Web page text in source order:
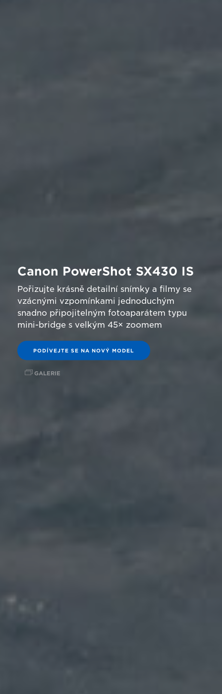
Canon PowerShot SX430 IS
Pořizujte krásně detailní snímky a filmy se
vzácnými vzpomínkami jednoduchým
snadno připojitelným fotoaparátem typu
mini-bridge s velkým 45× zoomem
PODÍVEJTE SE NA NOVÝ MODEL
GALERIE